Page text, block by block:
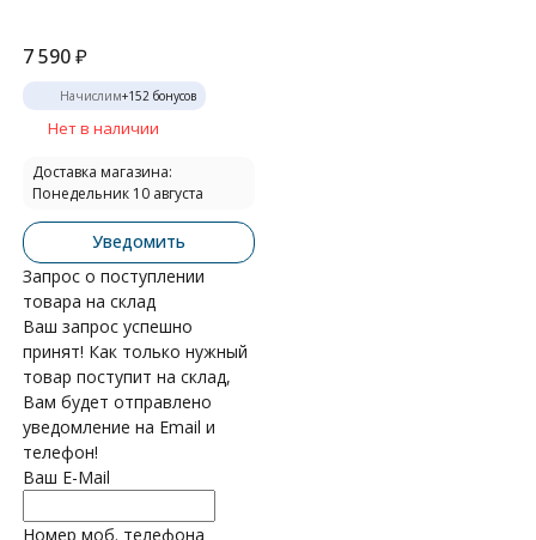
7 590₽
Начислим+152 бонусов
Нет в наличии
Доставка магазина:
Понедельник 10 августа
Уведомить
Запрос о поступлении
товара на склад
Ваш запрос успешно
принят! Как только нужный
товар поступит на склад,
Вам будет отправлено
уведомление на Email и
телефон!
Ваш E-Mail
Номер моб. телефона